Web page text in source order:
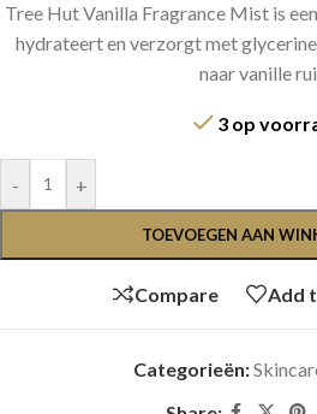
Tree Hut Vanilla Fragrance Mist is
hydrateert en verzorgt met
naar vanille
3 op
- +
TOEVOEGEN AAN
Compare Add
Categorieën: